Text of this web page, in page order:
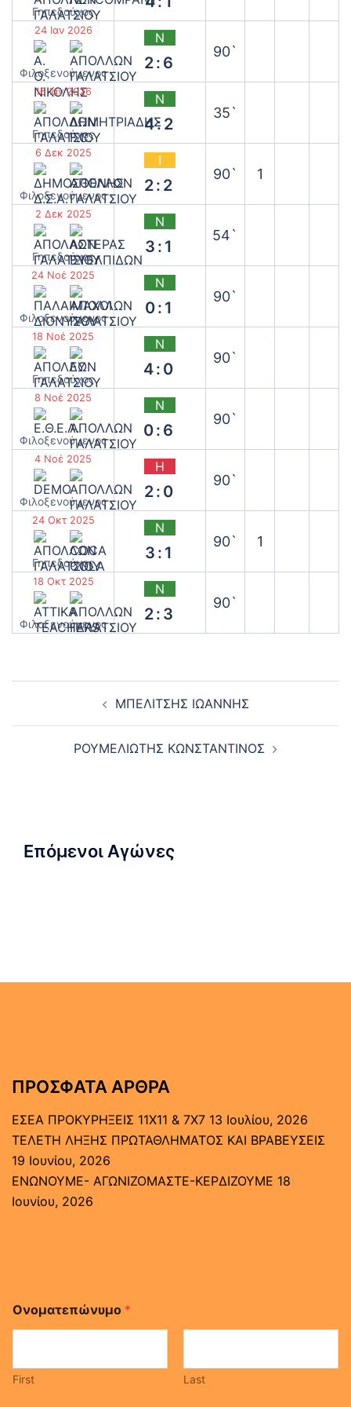
Γηπεδούχος
24 Ιαν 2026
‫Φιλοξενούμενος
Ν
2:6
90`
16 Ιαν 2026
Γηπεδούχος
Ν
4:2
35`
6 Δεκ 2025
‫Φιλοξενούμενος
Ι
2:2
90` 1
2 Δεκ 2025
Γηπεδούχος
Ν
3:1
54`
24 Νοέ 2025
‫Φιλοξενούμενος
Ν
0:1
90`
18 Νοέ 2025
Γηπεδούχος
Ν
4:0
90`
8 Νοέ 2025
‫Φιλοξενούμενος
Ν
0:6
90`
4 Νοέ 2025
‫Φιλοξενούμενος
Η
2:0
90`
24 Οκτ 2025
Γηπεδούχος
Ν
3:1
90` 1
18 Οκτ 2025
‫Φιλοξενούμενος
Ν
2:3
90`
navigation ΜΠΕΛΙΤΣΗΣ ΙΩΑΝΝΗΣ
ΡΟΥΜΕΛΙΩΤΗΣ ΚΩΝΣΤΑΝΤΙΝΟΣ
Επόμενοι Αγώνες
ΠΡΌΣΦΑΤΑ ΆΡΘΡΑ
ΕΣΕΑ ΠΡΟΚΥΡΗΞΕΙΣ 11Χ11 & 7Χ7 13 Ιουλίου, 2026
ΤΕΛΕΤΗ ΛΗΞΗΣ ΠΡΩΤΑΘΛΗΜΑΤΟΣ ΚΑΙ ΒΡΑΒΕΥΣΕΙΣ
19 Ιουνίου, 2026
ΕΝΩΝΟΥΜΕ- ΑΓΩΝΙΖΟΜΑΣΤΕ-ΚΕΡΔΙΖΟΥΜΕ 18
Ιουνίου, 2026
Ονοματεπώνυμο *
First Last